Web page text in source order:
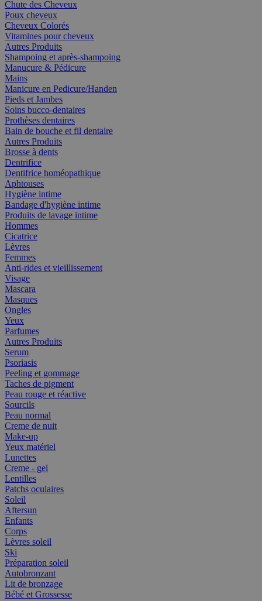
Chute des Cheveux
Poux cheveux
Cheveux Colorés
Vitamines pour cheveux
Autres Produits
Shampoing et après-shampoing
Manucure & Pédicure
Mains
Manicure en Pedicure/Handen
Pieds et Jambes
Soins bucco-dentaires
Prothèses dentaires
Bain de bouche et fil dentaire
Autres Produits
Brosse à dents
Dentrifice
Dentifrice homéopathique
Aphtouses
Hygiène intime
Bandage d'hygiène intime
Produits de lavage intime
Hommes
Cicatrice
Lèvres
Femmes
Anti-rides et vieillissement
Visage
Mascara
Masques
Ongles
Yeux
Parfumes
Autres Produits
Serum
Psoriasis
Peeling et gommage
Taches de pigment
Peau rouge et réactive
Sourcils
Peau normal
Creme de nuit
Make-up
Yeux matériel
Lunettes
Creme - gel
Lentilles
Patchs oculaires
Soleil
Aftersun
Enfants
Corps
Lèvres soleil
Ski
Préparation soleil
Autobronzant
Lit de bronzage
Bébé et Grossesse